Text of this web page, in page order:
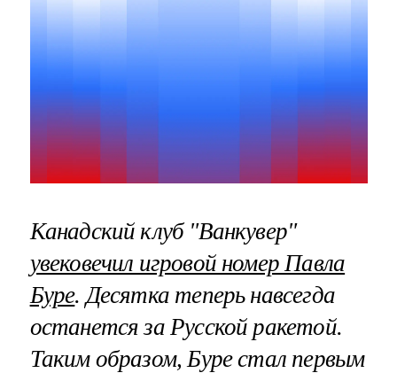
Канадский клуб "Ванкувер"
увековечил игровой номер Павла
Буре. Десятка теперь навсегда
останется за Русской ракетой.
Таким образом, Буре стал первым